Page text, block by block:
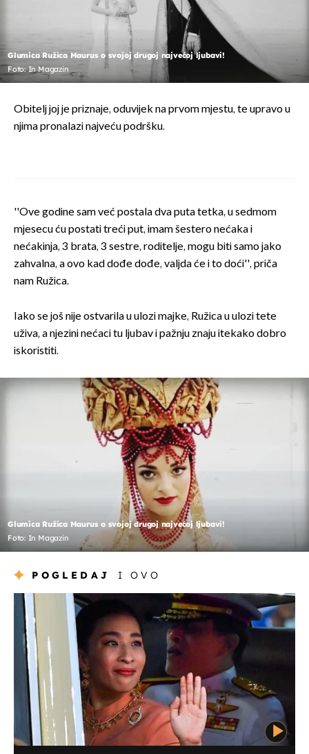
Glumica Ružica Maurus o svojoj drugoj najvećoj ljubavi!
Foto: In Magazin
Obitelj joj je priznaje, oduvijek na prvom mjestu, te upravo u
njima pronalazi najveću podršku.
''Ove godine sam već postala dva puta tetka, u sedmom
mjesecu ću postati treći put, imam šestero nećaka i
nećakinja, 3 brata, 3 sestre, roditelje, mogu biti samo jako
zahvalna, a ovo kad dođe dođe, valjda će i to doći'', priča
nam Ružica.
Iako se još nije ostvarila u ulozi majke, Ružica u ulozi tete
uživa, a njezini nećaci tu ljubav i pažnju znaju itekako dobro
iskoristiti.
Glumica Ružica Maurus o svojoj drugoj najvećoj ljubavi!
Foto: In Magazin
POGLEDAJ I OVO